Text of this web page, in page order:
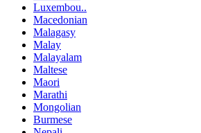
Luxembou..
Macedonian
Malagasy
Malay
Malayalam
Maltese
Maori
Marathi
Mongolian
Burmese